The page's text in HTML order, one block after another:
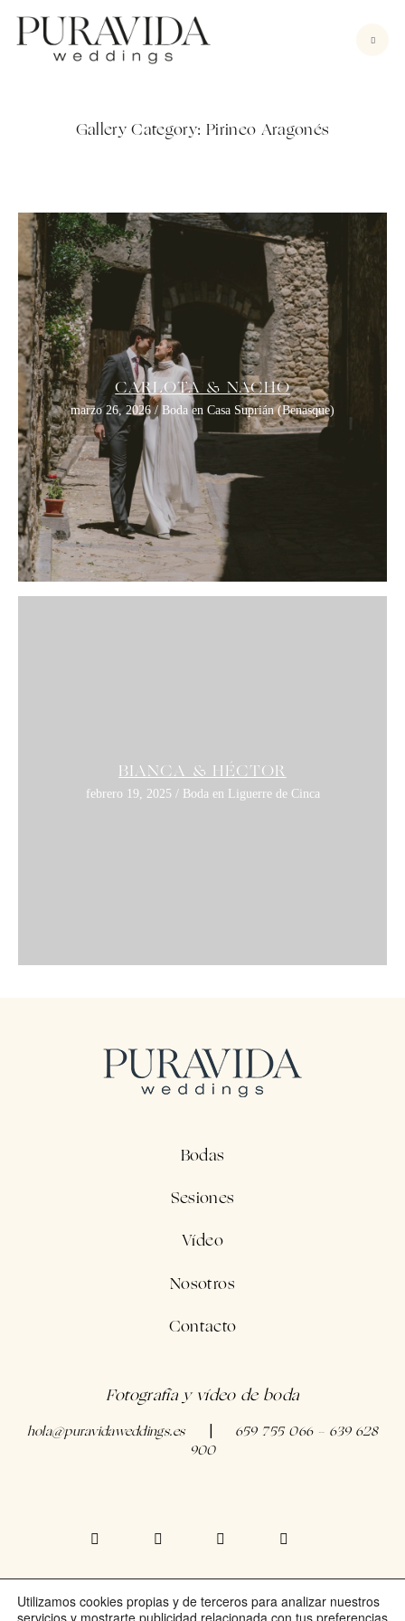
Vídeo
Contacto
Gallery Category: Pirineo Aragonés
CARLOTA & NACHO
marzo 26, 2026 / Boda en Casa Suprián (Benasque)
BIANCA & HÉCTOR
febrero 19, 2025 / Boda en Liguerre de Cinca
Bodas
Sesiones
Vídeo
Nosotros
Contacto
Fotografía y vídeo de boda
hola@puravidaweddings.es
659 755 066 - 639 628
900
Utilizamos cookies propias y de terceros para analizar nuestros
servicios y mostrarte publicidad relacionada con tus preferencias